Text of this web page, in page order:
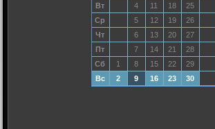
Вт
4 11 18
25
Ср
5 12 19
26
Чт
6 13 20
27
Пт
7 14 21
28
Сб
1 8 15 22
29
Вс
2 9 16 23 30